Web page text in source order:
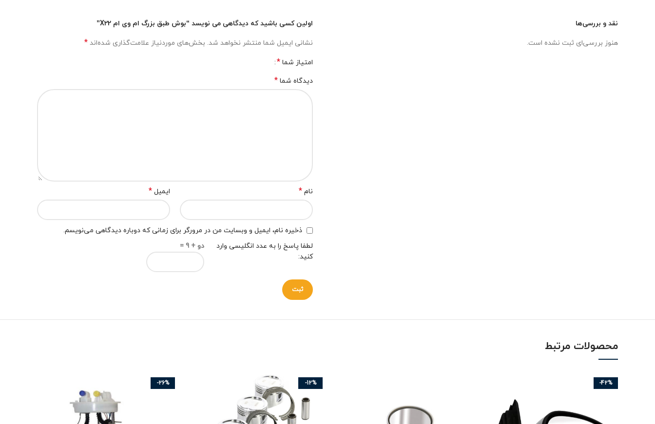
نقد و بررسی‌ها
هنوز بررسی‌ای ثبت نشده است.
اولین کسی باشید که دیدگاهی می نویسد “بوش طبق بزرگ ام وی ام X22”
نشانی ایمیل شما منتشر نخواهد شد. بخش‌های موردنیاز علامت‌گذاری شده‌اند *
امتیاز شما *
دیدگاه شما *
نام * ایمیل *
ذخیره نام، ایمیل و وبسایت من در مرورگر برای زمانی که دوباره دیدگاهی می‌نویسم.
لطفا پاسخ را به عدد انگلیسی وارد
کنید:
دو + 9 =
محصولات مرتبط
-42%
-12%
-26%